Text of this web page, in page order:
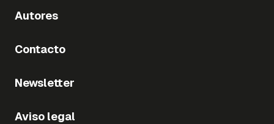
Autores
Contacto
Newsletter
Aviso legal